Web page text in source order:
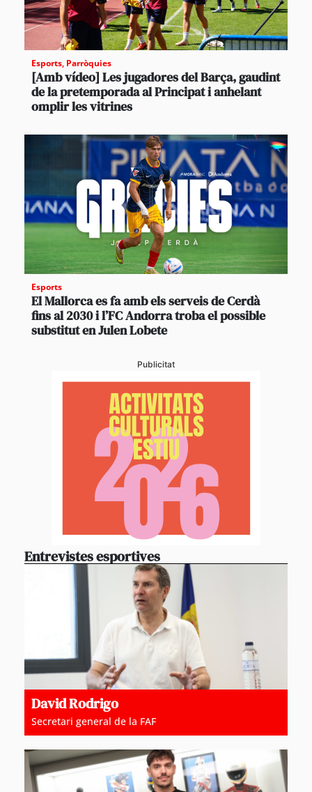
Esports, Parròquies
[Amb vídeo] Les jugadores del Barça, gaudint
de la pretemporada al Principat i anhelant
omplir les vitrines
Esports
El Mallorca es fa amb els serveis de Cerdà
fins al 2030 i l’FC Andorra troba el possible
substitut en Julen Lobete
Publicitat
Entrevistes esportives
David Rodrigo
Secretari general de la FAF